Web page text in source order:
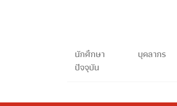
นักศึกษา
ปัจจุบัน
บุคลากร